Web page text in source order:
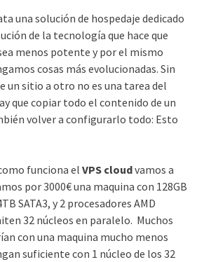
una solución de hospedaje dedicado
de la tecnología que hace que
menos potente y por el mismo
cosas más evolucionadas. Sin
un sitio a otro no es una tarea del
que copiar todo el contenido de un
volver a configurarlo todo: Esto
funciona el VPS cloudvamos a
por 3000€ una maquina con 128GB
SATA3, y 2 procesadores AMD
32 núcleos en paralelo. Muchos
con una maquina mucho menos
suficiente con 1 núcleo de los 32